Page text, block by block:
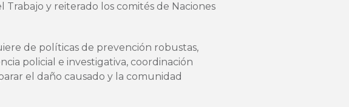
y reiterado los comités de Naciones
de políticas de prevención robustas,
policial e investigativa, coordinación
el daño causado y la comunidad